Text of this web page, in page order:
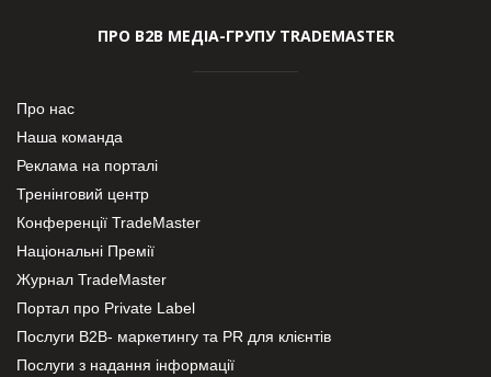
ПРО В2В МЕДІА-ГРУПУ TRADEMASTER
Про нас
Наша команда
Реклама на порталі
Тренінговий центр
Конференції TradeMaster
Національні Премії
Журнал TradeMaster
Портал про Private Label
Послуги В2В- маркетингу та PR для клієнтів
Послуги з надання інформації